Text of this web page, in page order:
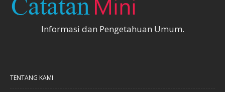
Informasi dan Pengetahuan Umum.
TENTANG KAMI